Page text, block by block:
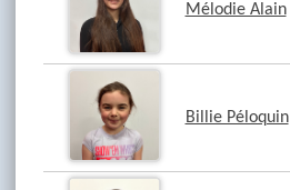
Mélodie Alain
Billie Péloquin